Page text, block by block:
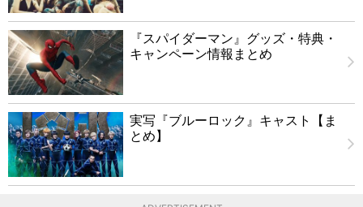
『スパイダーマン』グッズ・特典・
キャンペーン情報まとめ
実写『ブルーロック』キャスト【ま
とめ】